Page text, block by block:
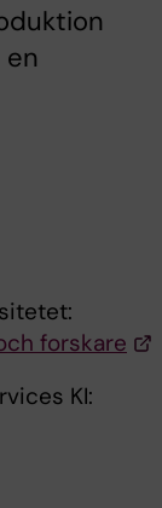
forskare
KI: